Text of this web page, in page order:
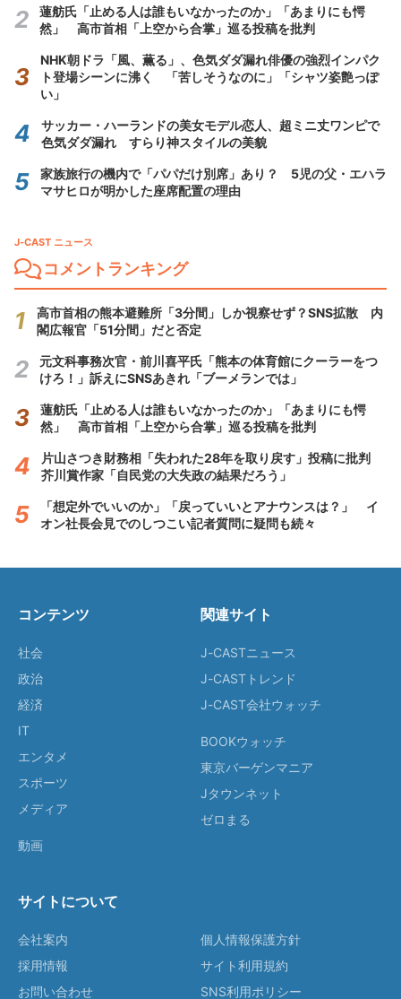
蓮舫氏「止める人は誰もいなかったのか」「あまりにも愕
然」 高市首相「上空から合掌」巡る投稿を批判
NHK朝ドラ「風、薫る」、色気ダダ漏れ俳優の強烈インパク
ト登場シーンに沸く 「苦しそうなのに」「シャツ姿艶っぽ
い」
サッカー・ハーランドの美女モデル恋人、超ミニ丈ワンピで
色気ダダ漏れ すらり神スタイルの美貌
家族旅行の機内で「パパだけ別席」あり？ 5児の父・エハラ
マサヒロが明かした座席配置の理由
J-CAST ニュース
コメントランキング
高市首相の熊本避難所「3分間」しか視察せず？SNS拡散 内
閣広報官「51分間」だと否定
元文科事務次官・前川喜平氏「熊本の体育館にクーラーをつ
けろ！」訴えにSNSあきれ「ブーメランでは」
蓮舫氏「止める人は誰もいなかったのか」「あまりにも愕
然」 高市首相「上空から合掌」巡る投稿を批判
片山さつき財務相「失われた28年を取り戻す」投稿に批判
芥川賞作家「自民党の大失政の結果だろう」
「想定外でいいのか」「戻っていいとアナウンスは？」 イ
オン社長会見でのしつこい記者質問に疑問も続々
コンテンツ
社会
政治
経済
IT
エンタメ
スポーツ
メディア
動画
関連サイト
J-CASTニュース
J-CASTトレンド
J-CAST会社ウォッチ
BOOKウォッチ
東京バーゲンマニア
Jタウンネット
ゼロまる
サイトについて
会社案内
採用情報
お問い合わせ
個人情報保護方針
サイト利用規約
SNS利用ポリシー